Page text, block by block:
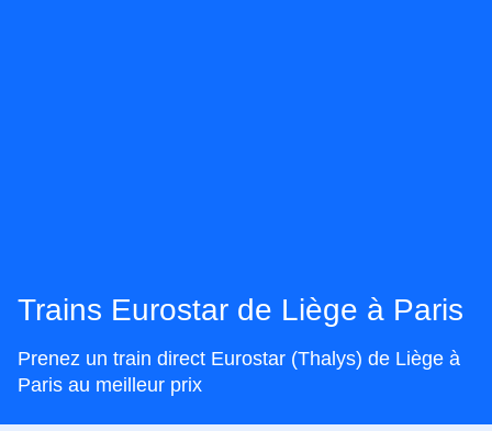
Trains Eurostar de Liège à Paris
Prenez un train direct Eurostar (Thalys) de Liège à
Paris au meilleur prix